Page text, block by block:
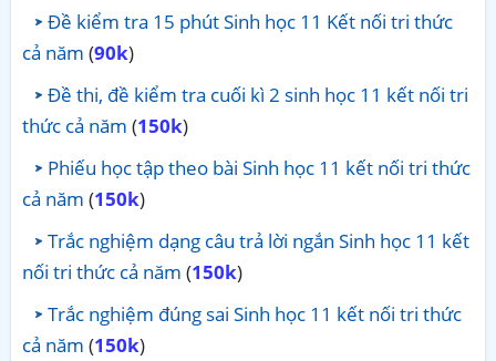
Đề kiểm tra 15 phút Sinh học 11 Kết nối tri thức
cả năm (90k)
Đề thi, đề kiểm tra cuối kì 2 sinh học 11 kết nối tri
thức cả năm (150k)
Phiếu học tập theo bài Sinh học 11 kết nối tri thức
cả năm (150k)
Trắc nghiệm dạng câu trả lời ngắn Sinh học 11 kết
nối tri thức cả năm (150k)
Trắc nghiệm đúng sai Sinh học 11 kết nối tri thức
cả năm (150k)